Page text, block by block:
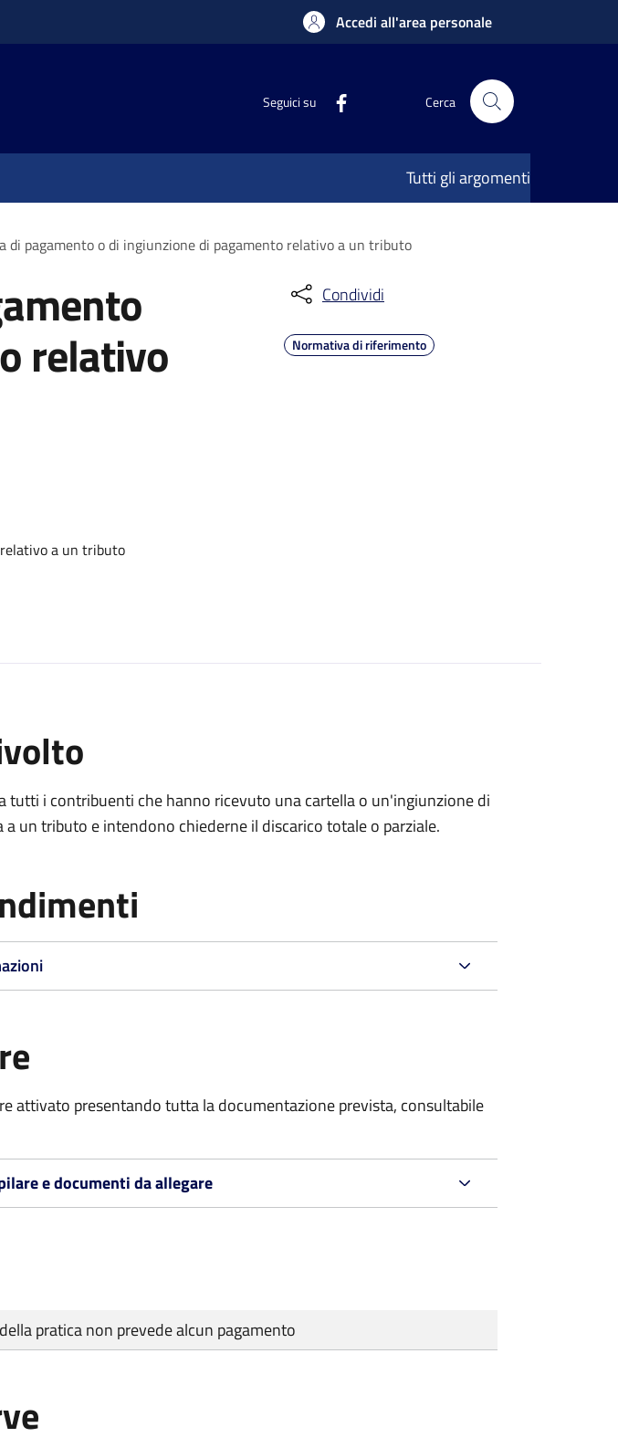
Accedi all'area personale
Seguici su Cerca
Tutti gli argomenti
di pagamento o di ingiunzione di pagamento relativo a un tributo
relativo
a un tributo
Condividi
Normativa di riferimento
tutti i contribuenti che hanno ricevuto una cartella o un'ingiunzione di
a un tributo e intendono chiederne il discarico totale o parziale.
attivato presentando tutta la documentazione prevista, consultabile
e documenti da allegare
pratica non prevede alcun pagamento